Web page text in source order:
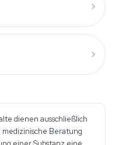
dienen ausschließlich
Beratung